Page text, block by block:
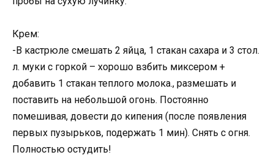
Крем:
-В кастрюле смешать 2 яйца, 1 стакан сахара и 3 стол.
л. муки с горкой – хорошо взбить миксером +
добавить 1 стакан теплого молока., размешать и
поставить на небольшой огонь. Постоянно
помешивая, довести до кипения (после появления
первых пузырьков, подержать 1 мин). Снять с огня.
Полностью остудить!